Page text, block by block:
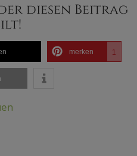
diesen Beitrag
merken 1